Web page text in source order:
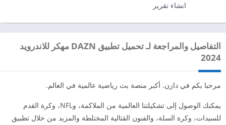
انشاء تقرير
التفاصيل والمراجعة لـ تحميل تطبيق DAZN مهكر للاندرويد
2024
مرحبا بكم في دازن. أكبر منصة بث رياضية عالمية في العالم.
يمكنك الوصول إلى تشكيلتنا العالمية من الملاكمة، وNFL، وكرة القدم
للسيدات، وكرة السلة، والفنون القتالية المختلطة والمزيد من خلال تطبيق